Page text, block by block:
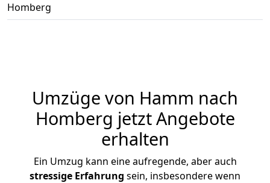
Homberg
Umzüge von Hamm nach
Homberg jetzt Angebote
erhalten
Ein Umzug kann eine aufregende, aber auch
stressige Erfahrung sein, insbesondere wenn